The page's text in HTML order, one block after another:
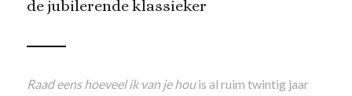
de jubilerende klassieker
Raad eens hoeveel ik van je houis al ruim twintig jaar